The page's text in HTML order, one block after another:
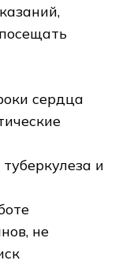
сердца
и
не